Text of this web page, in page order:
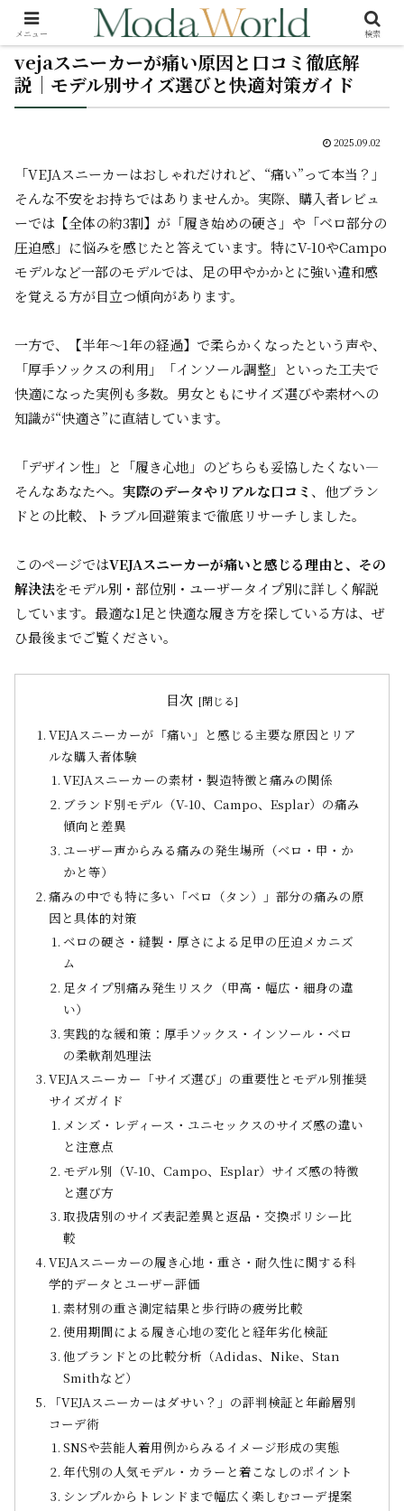
vejaスニーカーが痛い原因と口コミ徹底解
説｜モデル別サイズ選びと快適対策ガイド
2025.09.02
「VEJAスニーカーはおしゃれだけれど、“痛い”って本当？」
そんな不安をお持ちではありませんか。実際、購入者レビュ
ーでは【全体の約3割】が「履き始めの硬さ」や「ベロ部分の
圧迫感」に悩みを感じたと答えています。特にV-10やCampo
モデルなど一部のモデルでは、足の甲やかかとに強い違和感
を覚える方が目立つ傾向があります。
一方で、【半年～1年の経過】で柔らかくなったという声や、
「厚手ソックスの利用」「インソール調整」といった工夫で
快適になった実例も多数。男女ともにサイズ選びや素材への
知識が“快適さ”に直結しています。
「デザイン性」と「履き心地」のどちらも妥協したくない―
そんなあなたへ。 実際のデータやリアルな口コミ、他ブラン
ドとの比較、トラブル回避策まで徹底リサーチしました。
このページではVEJAスニーカーが痛いと感じる理由と、その
解決法をモデル別・部位別・ユーザータイプ別に詳しく解説
しています。最適な1足と快適な履き方を探している方は、ぜ
ひ最後までご覧ください。
目次
VEJAスニーカーが「痛い」と感じる主要な原因とリア
ルな購入者体験
VEJAスニーカーの素材・製造特徴と痛みの関係
ブランド別モデル（V-10、Campo、Esplar）の痛み
傾向と差異
ユーザー声からみる痛みの発生場所（ベロ・甲・か
かと等）
痛みの中でも特に多い「ベロ（タン）」部分の痛みの原
因と具体的対策
ベロの硬さ・縫製・厚さによる足甲の圧迫メカニズ
ム
足タイプ別痛み発生リスク（甲高・幅広・細身の違
い）
実践的な緩和策：厚手ソックス・インソール・ベロ
の柔軟剤処理法
VEJAスニーカー「サイズ選び」の重要性とモデル別推奨
サイズガイド
メンズ・レディース・ユニセックスのサイズ感の違い
と注意点
モデル別（V-10、Campo、Esplar）サイズ感の特徴
と選び方
取扱店別のサイズ表記差異と返品・交換ポリシー比
較
VEJAスニーカーの履き心地・重さ・耐久性に関する科
学的データとユーザー評価
素材別の重さ測定結果と歩行時の疲労比較
使用期間による履き心地の変化と経年劣化検証
他ブランドとの比較分析（Adidas、Nike、Stan
Smithなど）
「VEJAスニーカーはダサい？」の評判検証と年齢層別
コーデ術
SNSや芸能人着用例からみるイメージ形成の実態
年代別の人気モデル・カラーと着こなしのポイント
シンプルからトレンドまで幅広く楽しむコーデ提案
メニュー 検索